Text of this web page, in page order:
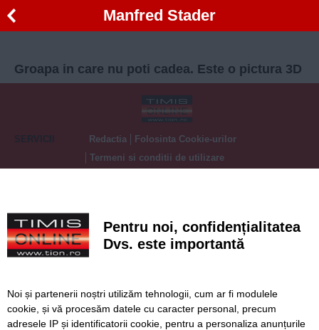
Manfred Stader
Groapa in care nu poti cadea. Este o pictura 3D
SERVICII Redactia
Folosinta Cookie-urilor
Termeni si conditii de utilizare
Timiș Online
ISSN 3008-2323
Pentru noi, confidențialitatea
Dvs. este importantă
Noi și partenerii noștri utilizăm tehnologii, cum ar fi modulele
cookie, și vă procesăm datele cu caracter personal, precum
adresele IP și identificatorii cookie, pentru a personaliza anunțurile